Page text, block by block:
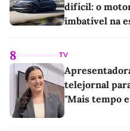
difícil: o
imbatível na
8 TV
telejornal
"Mais tempo